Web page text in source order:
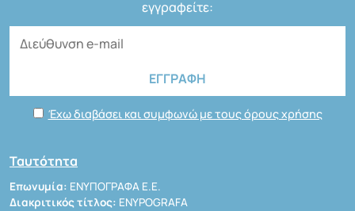
εγγραφείτε:
Έχω διαβάσει και συμφωνώ με τους όρους χρήσης
Ταυτότητα
Επωνυμία: ΕΝΥΠΟΓΡΑΦΑ Ε.Ε.
Διακριτικός τίτλος: ENYPOGRAFA